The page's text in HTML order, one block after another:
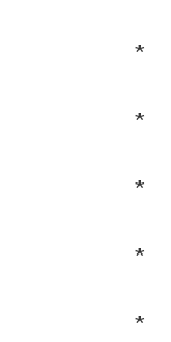
*
*
*
*
*